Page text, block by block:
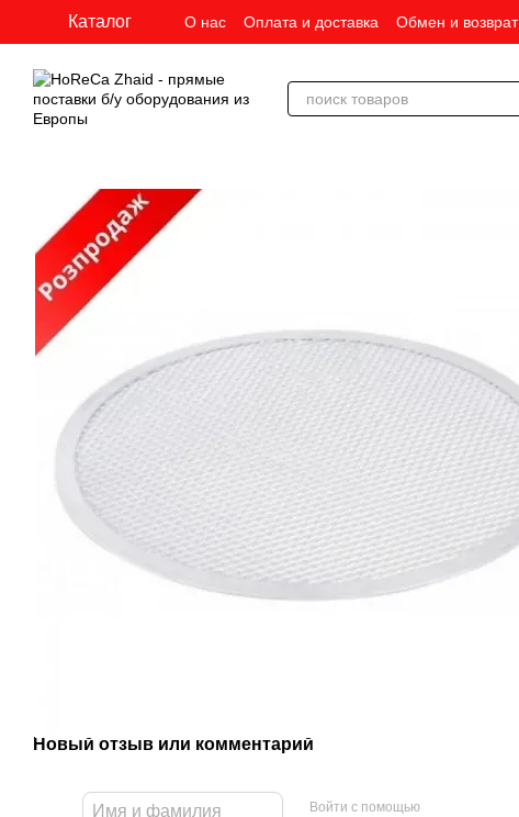
Перейти к основному контенту
Каталог О нас Оплата и доставка Обмен и возврат
Новый отзыв или комментарий
Войти с помощью